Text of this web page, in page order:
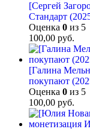
[Сергей
Стандарт
Оценка 0 из 5
100,00 руб.
[Галина
покупают
Оценка 0 из 5
100,00 руб.